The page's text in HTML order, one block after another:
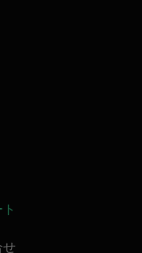
せ